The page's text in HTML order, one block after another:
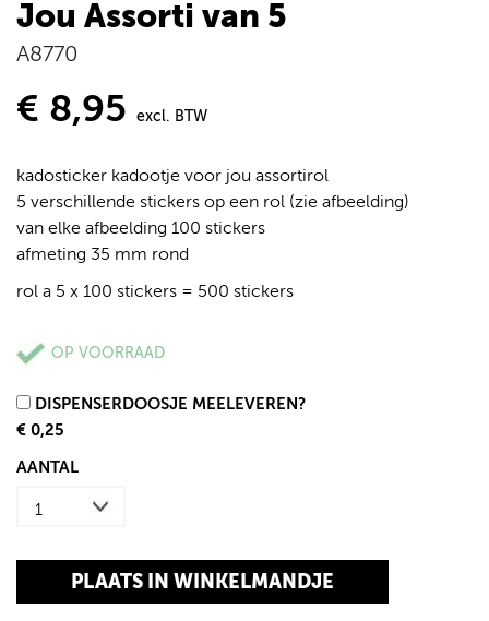
Jou Assorti van 5
A8770
€ 8,95 excl. BTW
kadosticker kadootje voor jou assortirol
5 verschillende stickers op een rol (zie afbeelding)
van elke afbeelding 100 stickers
afmeting 35 mm rond
rol a 5 x 100 stickers = 500 stickers
OP VOORRAAD
DISPENSERDOOSJE MEELEVEREN?
€ 0,25
AANTAL